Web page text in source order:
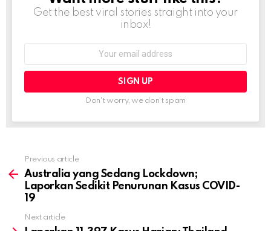
Get the best viral stories straight into your
inbox!
Don't worry, we don't spam
more
Previous article
Australia yang Sedang Lockdown;
Laporkan Sedikit Penurunan Kasus COVID-
19
Next article